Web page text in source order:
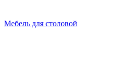
Мебель для столовой